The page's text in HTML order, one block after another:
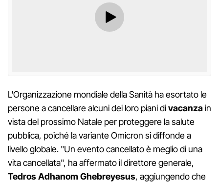
L'Organizzazione mondiale della Sanità ha esortato le
persone a cancellare alcuni dei loro piani divacanzain
vista del prossimo Natale per proteggere la salute
pubblica, poiché la variante Omicron si diffonde a
livello globale. "Un evento cancellato è meglio di una
vita cancellata", ha affermato il direttore generale,
Tedros Adhanom Ghebreyesus, aggiungendo che